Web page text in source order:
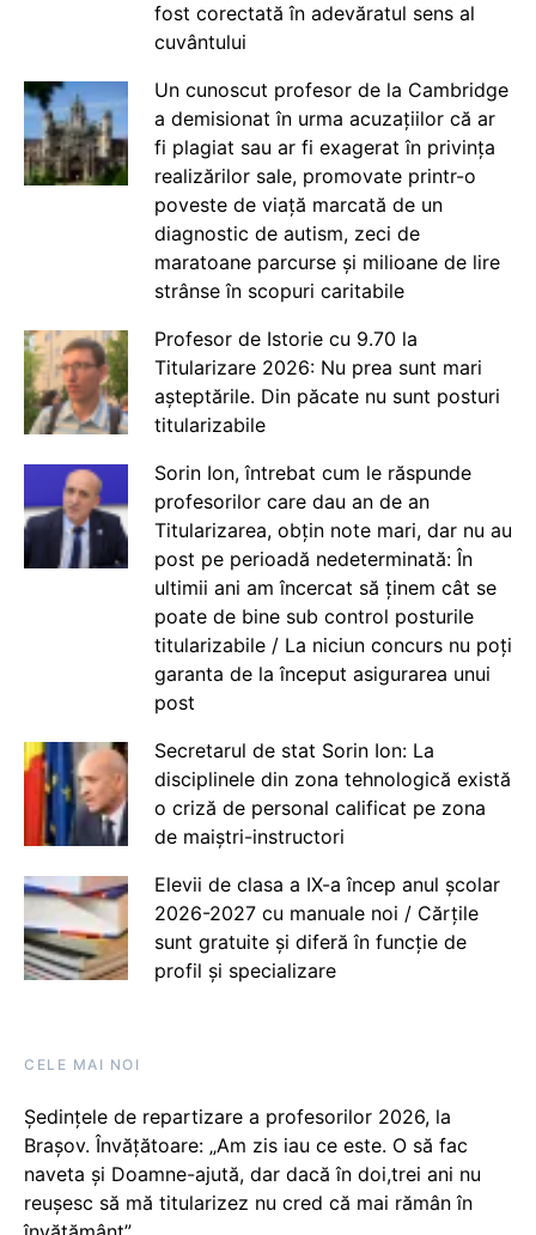
fost corectată în adevăratul sens al
cuvântului
Un cunoscut profesor de la Cambridge
a demisionat în urma acuzațiilor că ar
fi plagiat sau ar fi exagerat în privința
realizărilor sale, promovate printr-o
poveste de viață marcată de un
diagnostic de autism, zeci de
maratoane parcurse și milioane de lire
strânse în scopuri caritabile
Profesor de Istorie cu 9.70 la
Titularizare 2026: Nu prea sunt mari
așteptările. Din păcate nu sunt posturi
titularizabile
Sorin Ion, întrebat cum le răspunde
profesorilor care dau an de an
Titularizarea, obțin note mari, dar nu au
post pe perioadă nedeterminată: În
ultimii ani am încercat să ținem cât se
poate de bine sub control posturile
titularizabile / La niciun concurs nu poți
garanta de la început asigurarea unui
post
Secretarul de stat Sorin Ion: La
disciplinele din zona tehnologică există
o criză de personal calificat pe zona
de maiștri-instructori
Elevii de clasa a IX-a încep anul școlar
2026-2027 cu manuale noi / Cărțile
sunt gratuite și diferă în funcție de
profil și specializare
CELE MAI NOI
Ședințele de repartizare a profesorilor 2026, la
Brașov. Învățătoare: „Am zis iau ce este. O să fac
naveta și Doamne-ajută, dar dacă în doi,trei ani nu
reușesc să mă titularizez nu cred că mai rămân în